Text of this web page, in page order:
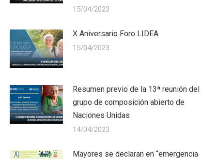
15/04/2023
X Aniversario Foro LIDEA
15/04/2023
Resumen previo de la 13ª reunión del
grupo de composición abierto de
Naciones Unidas
14/04/2023
Mayores se declaran en “emergencia